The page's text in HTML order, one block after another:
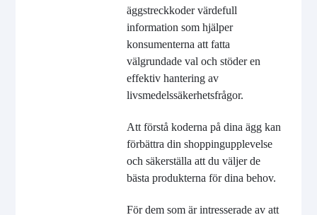
äggstreckkoder värdefull
information som hjälper
konsumenterna att fatta
välgrundade val och stöder en
effektiv hantering av
livsmedelssäkerhetsfrågor.
Att förstå koderna på dina ägg kan
förbättra din shoppingupplevelse
och säkerställa att du väljer de
bästa produkterna för dina behov.
För dem som är intresserade av att